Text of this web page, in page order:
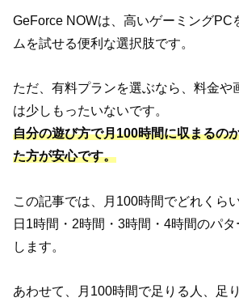
GeForce NOWは、高いゲーミングPC
ムを試せる便利な選択肢です。
ただ、有料プランを選ぶなら、料金や
は少しもったいないです。
自分の遊び方で月100時間に収まるの
た方が安心です。
この記事では、月100時間でどれくら
日1時間・2時間・3時間・4時間のパ
します。
あわせて、月100時間で足りる人、足